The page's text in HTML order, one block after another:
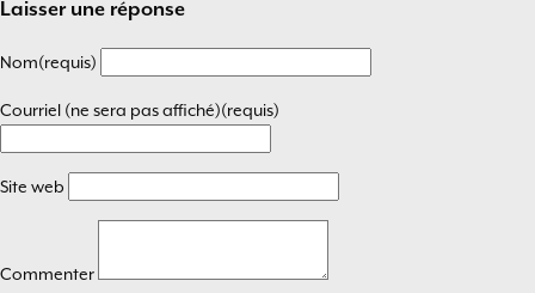
l’article
Laisser une réponse
Nom(requis)
Courriel (ne sera pas affiché)(requis)
Site web
Commenter